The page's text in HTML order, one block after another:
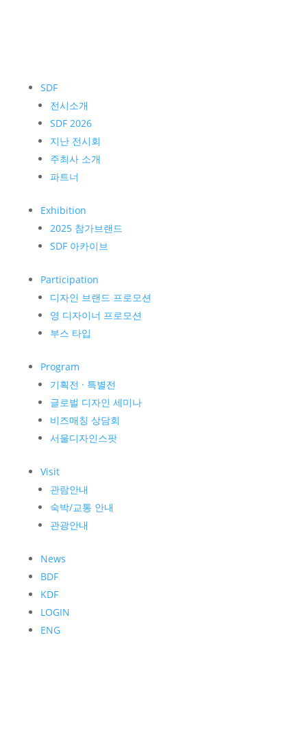
SDF
전시소개
SDF 2026
지난 전시회
주최사 소개
파트너
Exhibition
2025 참가브랜드
SDF 아카이브
Participation
디자인 브랜드 프로모션
영 디자이너 프로모션
부스 타입
Program
기획전 · 특별전
글로벌 디자인 세미나
비즈매칭 상담회
서울디자인스팟
Visit
관람안내
숙박/교통 안내
관광안내
News
BDF
KDF
LOGIN
ENG